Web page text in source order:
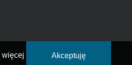
więcej Akceptuję